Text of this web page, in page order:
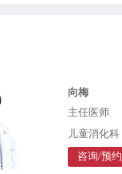
向梅
主任医师
儿童消化科
咨询/预约